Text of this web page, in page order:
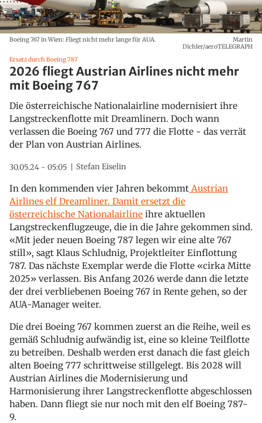
Boeing 767 in Wien: Fliegt nicht mehr lange für AUA.
Martin
Dichler/aeroTELEGRAPH
Ersatz durch Boeing 787
2026 fliegt Austrian Airlines nicht mehr
mit Boeing 767
Die österreichische Nationalairline modernisiert ihre
Langstreckenflotte mit Dreamlinern. Doch wann
verlassen die Boeing 767 und 777 die Flotte - das verrät
der Plan von Austrian Airlines.
30.05.24 - 05:05 Stefan Eiselin
In den kommenden vier Jahren bekommt Austrian
Airlines elf Dreamliner. Damit ersetzt die
österreichische Nationalairline ihre aktuellen
Langstreckenflugzeuge, die in die Jahre gekommen sind.
«Mit jeder neuen Boeing 787 legen wir eine alte 767
still», sagt Klaus Schludnig, Projektleiter Einflottung
787. Das nächste Exemplar werde die Flotte «cirka Mitte
2025» verlassen. Bis Anfang 2026 werde dann die letzte
der drei verbliebenen Boeing 767 in Rente gehen, so der
AUA-Manager weiter.
Die drei Boeing 767 kommen zuerst an die Reihe, weil es
gemäß Schludnig aufwändig ist, eine so kleine Teilflotte
zu betreiben. Deshalb werden erst danach die fast gleich
alten Boeing 777 schrittweise stillgelegt. Bis 2028 will
Austrian Airlines die Modernisierung und
Harmonisierung ihrer Langstreckenflotte abgeschlossen
haben. Dann fliegt sie nur noch mit den elf Boeing 787-
9.